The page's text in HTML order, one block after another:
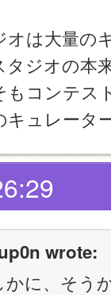
オは大量の
タジオの本
もコンテス
キュレータ
wrote:
かに、そう